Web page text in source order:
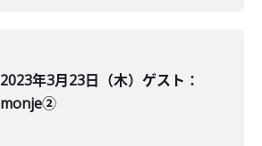
2023年3月23日（木）ゲスト：
monje②